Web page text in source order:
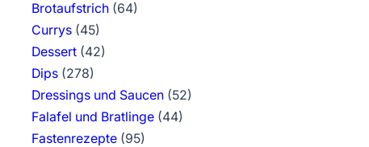
Brotaufstrich(64)
Currys(45)
Dessert(42)
Dips(278)
Dressings und Saucen(52)
Falafel und Bratlinge(44)
Fastenrezepte(95)